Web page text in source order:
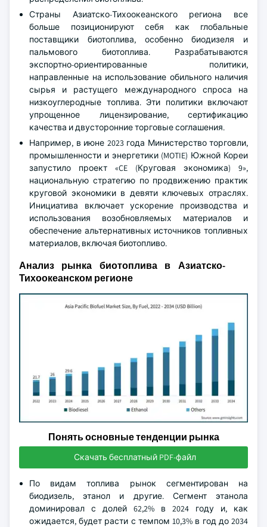
Страны Азиатско-Тихоокеанского региона все
больше позиционируют себя как глобальные
поставщики биотоплива, особенно биодизеля и
пальмового биотоплива. Разрабатываются
экспортно-ориентированные политики,
направленные на использование обильного наличия
сырья и растущего международного спроса на
низкоуглеродные топлива. Эти политики включают
упрощенное лицензирование, сертификацию
качества и двусторонние торговые соглашения.
Например, в июне 2023 года Министерство торговли,
промышленности и энергетики (MOTIE) Южной Кореи
запустило проект «CE (Круговая экономика) 9»,
национальную стратегию по продвижению практик
круговой экономики в девяти ключевых отраслях.
Инициатива включает ускорение производства и
использования возобновляемых материалов и
обеспечение альтернативных источников топливных
материалов, включая биотопливо.
Анализ рынка биотоплива в Азиатско-
Тихоокеанском регионе
Понять основные тенденции рынка
Скачать бесплатный PDF-файл
По видам топлива рынок сегментирован на
биодизель, этанол и другие. Сегмент этанола
доминировал с долей 62,2% в 2024 году и, как
ожидается, будет расти с темпом 10,3% в год до 2034